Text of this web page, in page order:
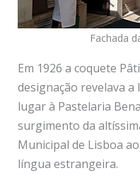
Fachada
Em 1926 a coquete
designação revelava
lugar à Pastelaria
surgimento da
Municipal de Lisboa
língua estrangeira.